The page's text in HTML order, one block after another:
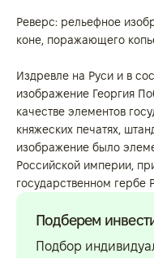
Реверс: рельефное
коне, поражающего
Издревле на Руси и в
изображение Георгия
качестве элементов
княжеских печатях,
изображение было
Российской империи,
государственном гербе
Подберем
Подбор